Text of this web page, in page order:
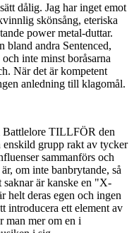
dålig. Jag har inget emot
skönsång, eteriska
power metal-duttar.
bland andra Sentenced,
inte minst boråsarna
När det är kompetent
anledning till klagomål.
Battlelore TILLFÖR den
enskild grupp rakt av tycker
sammanförs och
om inte banbrytande, så
saknar är kanske en "X-
helt deras egen och ingen
introducera ett element av
man mer om en i